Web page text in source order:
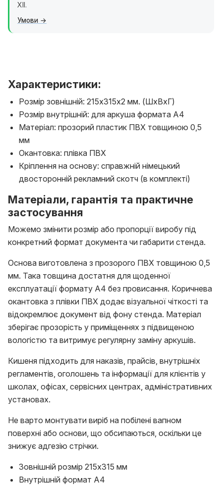
XII.
Умови
Характеристики:
Розмір зовнішній: 215х315х2 мм. (ШхВхГ)
Розмір внутрішній: для аркуша формата А4
Матеріал: прозорий пластик ПВХ товщиною 0,5
мм
Окантовка: плівка ПВХ
Кріплення на основу: справжній німецький
двосторонній рекламний скотч (в комплекті)
Матеріали, гарантія та практичне
застосування
Можемо змінити розмір або пропорції виробу під
конкретний формат документа чи габарити стенда.
Основа виготовлена з прозорого ПВХ товщиною 0,5
мм. Така товщина достатня для щоденної
експлуатації формату A4 без провисання. Коричнева
окантовка з плівки ПВХ додає візуальної чіткості та
відокремлює документ від фону стенда. Матеріал
зберігає прозорість у приміщеннях з підвищеною
вологістю та витримує регулярну заміну аркушів.
Кишеня підходить для наказів, прайсів, внутрішніх
регламентів, оголошень та інформації для клієнтів у
школах, офісах, сервісних центрах, адміністративних
установах.
Не варто монтувати виріб на побілені вапном
поверхні або основи, що обсипаються, оскільки це
знижує адгезію стрічки.
Зовнішній розмір 215х315 мм
Внутрішній формат A4